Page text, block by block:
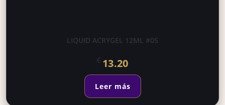
LIQUID ACRYGEL 12ML #05
13.20
Leer más